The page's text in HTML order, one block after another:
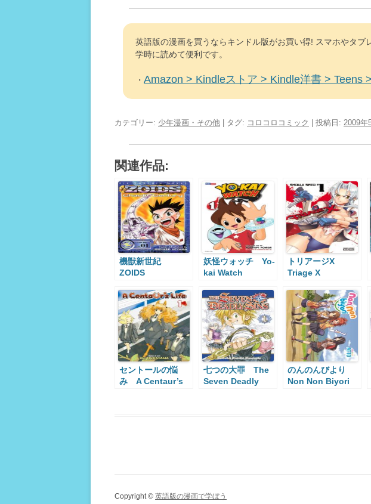
英語版の漫画を買うならキンドル版がお買い得! スマホやタブ
学時に読めて便利です。
・ Amazon > Kindleストア > Kindle洋書 > Teens
カテゴリー: 少年漫画・その他 | タグ: コロコロコミック | 投稿日: 2009年
関連作品:
機獣新世紀
ZOIDS
Century
妖怪ウォッチ Yo-
kai Watch
トリアージX
Triage X
セントールの悩
み A Centaur’s
七つの大罪 The
Seven Deadly
のんのんびより
Non Non Biyori
Copyright © 英語版の漫画で学ぼう